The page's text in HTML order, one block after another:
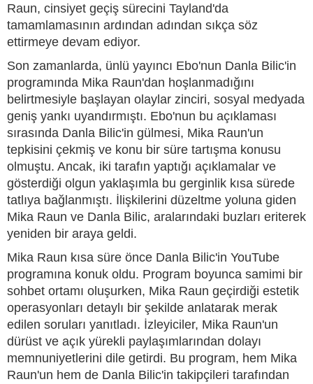
Raun, cinsiyet geçiş sürecini Tayland'da
tamamlamasının ardından adından sıkça söz
ettirmeye devam ediyor.
Son zamanlarda, ünlü yayıncı Ebo'nun Danla Bilic'in
programında Mika Raun'dan hoşlanmadığını
belirtmesiyle başlayan olaylar zinciri, sosyal medyada
geniş yankı uyandırmıştı. Ebo'nun bu açıklaması
sırasında Danla Bilic'in gülmesi, Mika Raun'un
tepkisini çekmiş ve konu bir süre tartışma konusu
olmuştu. Ancak, iki tarafın yaptığı açıklamalar ve
gösterdiği olgun yaklaşımla bu gerginlik kısa sürede
tatlıya bağlanmıştı. İlişkilerini düzeltme yoluna giden
Mika Raun ve Danla Bilic, aralarındaki buzları eriterek
yeniden bir araya geldi.
Mika Raun kısa süre önce Danla Bilic'in YouTube
programına konuk oldu. Program boyunca samimi bir
sohbet ortamı oluşurken, Mika Raun geçirdiği estetik
operasyonları detaylı bir şekilde anlatarak merak
edilen soruları yanıtladı. İzleyiciler, Mika Raun'un
dürüst ve açık yürekli paylaşımlarından dolayı
memnuniyetlerini dile getirdi. Bu program, hem Mika
Raun'un hem de Danla Bilic'in takipçileri tarafından